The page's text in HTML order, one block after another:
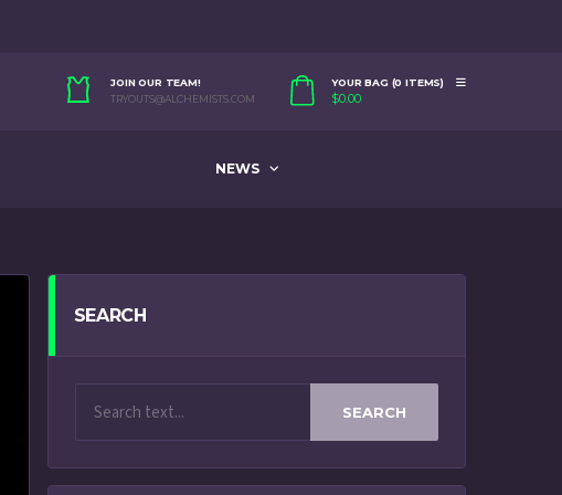
JOIN OUR TEAM!
TRYOUTS@ALCHEMISTS.COM
YOUR BAG (0 ITEMS)
$0.00
NEWS
SEARCH
SEARCH